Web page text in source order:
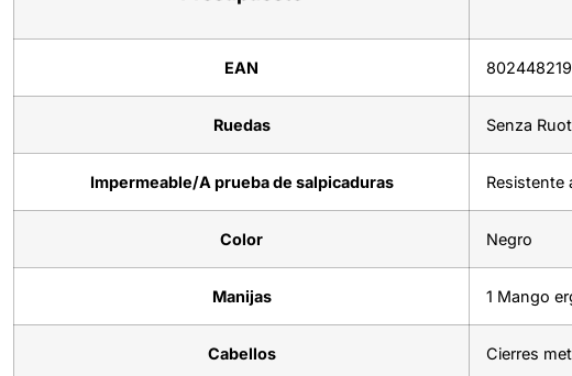
EAN
Ruedas Senza
Impermeable/A prueba de salpicaduras Resistente
Color Negro
Manijas 1 Mango
Cabellos Cierres